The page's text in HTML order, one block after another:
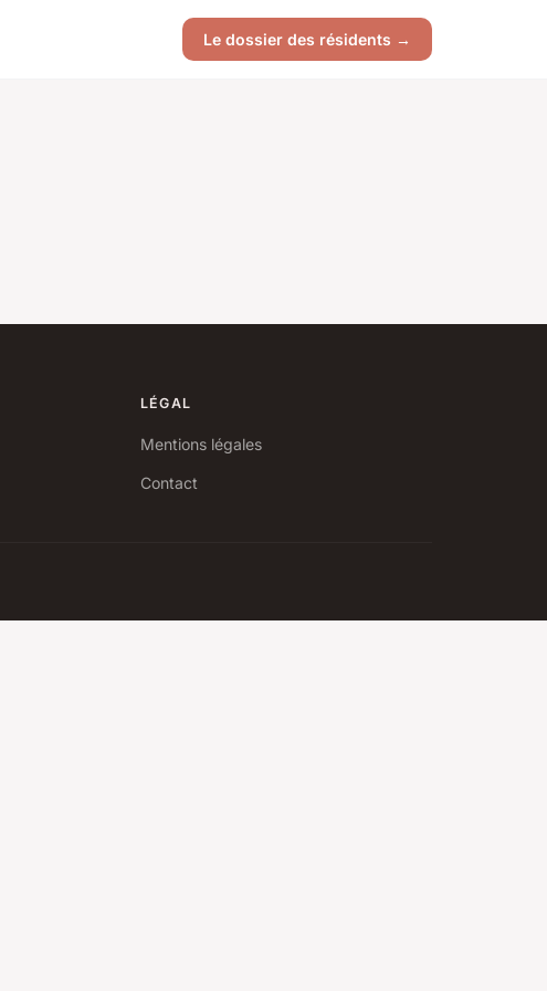
Le dossier des résidents →
LÉGAL
Mentions légales
Contact